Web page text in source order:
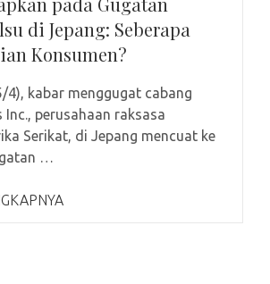
di Jepang: Seberapa
Konsumen?
4), kabar menggugat cabang
perusahaan raksasa
Serikat, di Jepang mencuat ke
…